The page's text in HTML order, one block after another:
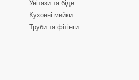
Унітази та біде
Кухонні мийки
Труби та фітінги